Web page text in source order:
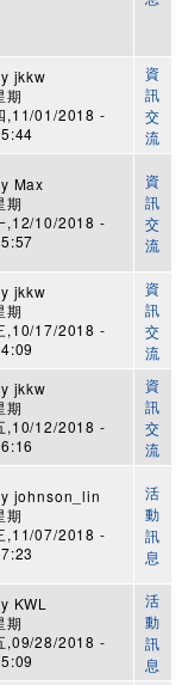
jkkw
期
,11/01/2018 -
資
訊
交
流
Max
期
,12/10/2018 -
資
訊
交
流
jkkw
期
,10/17/2018 -
資
訊
交
流
jkkw
期
,10/12/2018 -
資
訊
交
流
johnson_lin
期
,11/07/2018 -
活
動
訊
息
KWL
期
,09/28/2018 -
活
動
訊
息